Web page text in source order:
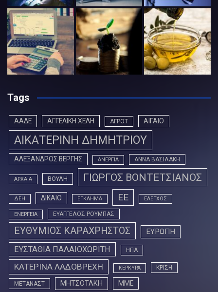
Tags
ΑΑΔΕ ΑΓΓΕΛΙΚΗ ΧΕΛΗ ΑΓΡΟΤ ΑΙΓΑΙΟ
ΑΙΚΑΤΕΡΙΝΗ ΔΗΜΗΤΡΙΟΥ
ΑΛΕΞΑΝΔΡΟΣ ΒΕΡΓΗΣ ΑΝΕΡΓΙΑ ΑΝΝΑ ΒΑΣΙΛΑΚΗ
ΑΡΧΑΙΑ ΒΟΥΛΗ ΓΙΩΡΓΟΣ ΒΟΝΤΕΤΣΙΑΝΟΣ
ΔΕΗ ΔΙΚΑΙΟ ΕΓΚΛΗΜΑ ΕΕ ΕΛΕΓΧΟΣ
ΕΝΕΡΓΕΙΑ ΕΥΑΓΓΕΛΟΣ ΡΟΥΜΠΑΣ
ΕΥΘΥΜΙΟΣ ΚΑΡΑΧΡΗΣΤΟΣ ΕΥΡΩΠΗ
ΕΥΣΤΑΘΙΑ ΠΑΛΑΙΟΧΩΡΙΤΗ ΗΠΑ
ΚΑΤΕΡΙΝΑ ΛΑΔΟΒΡΕΧΗ ΚΕΡΚΥΡΑ ΚΡΙΣΗ
ΜΕΤΑΝΑΣΤ ΜΗΤΣΟΤΑΚΗ ΜΜΕ